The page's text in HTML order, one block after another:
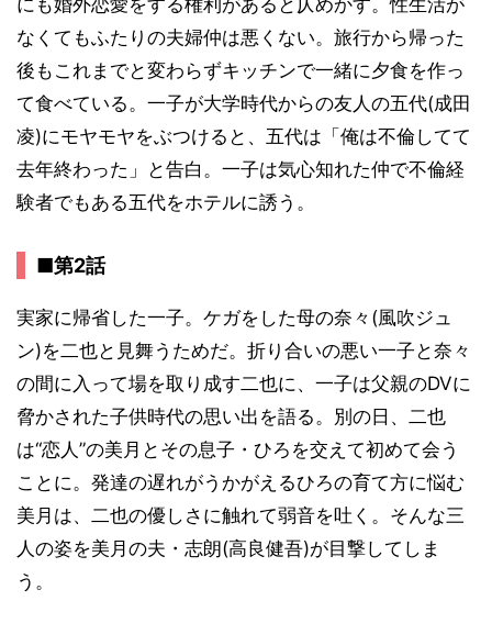
なくてもふたりの夫婦仲は悪くない。旅行から帰った
後もこれまでと変わらずキッチンで一緒に夕食を作っ
て食べている。一子が大学時代からの友人の五代(成田
凌)にモヤモヤをぶつけると、五代は「俺は不倫してて
去年終わった」と告白。一子は気心知れた仲で不倫経
験者でもある五代をホテルに誘う。
■第2話
実家に帰省した一子。ケガをした母の奈々(風吹ジュ
ン)を二也と見舞うためだ。折り合いの悪い一子と奈々
の間に入って場を取り成す二也に、一子は父親のDVに
脅かされた子供時代の思い出を語る。別の日、二也
は“恋人”の美月とその息子・ひろを交えて初めて会う
ことに。発達の遅れがうかがえるひろの育て方に悩む
美月は、二也の優しさに触れて弱音を吐く。そんな三
人の姿を美月の夫・志朗(高良健吾)が目撃してしま
う。